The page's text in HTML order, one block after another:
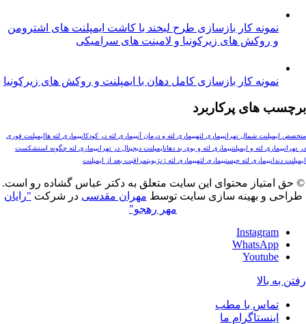
کار بازسازی طرح لبخند با کاشت ایمپلنت های اشترومن
روکش های زیرکونیا و لامینت های سرامیکی
کار بازسازی کامل دهان با ایمپلنت و روکش های زیرکونیا
های پرکاربرد
شمال تهران بیماری لثه بیماری لثه و درمان آنبیماری لثه در کودکانبیماری لثه هاایمپلنت فوری
لثه و ایمپلنت بیماری لثه و بوی بد دهان ایمپلنت دیجیتال در تهرانبیماری لثه چگونه استشکست
بیماری لثه چیست بيماري لثهبیماری لثه ژنژیویتمراقبت بعد از ایمپلنت
محتوای این سایت متعلق به دکتر عباس گشاده رو است.
و بهینه سازی سایت توسط مهران مقدسیدر شرکت"رایان
مهر رهجو"
با مطب
ما